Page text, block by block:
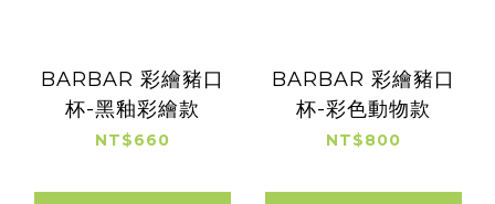
BARBAR 彩繪豬口
杯-黑釉彩繪款
NT$660
BARBAR 彩繪豬口
杯-彩色動物款
NT$800